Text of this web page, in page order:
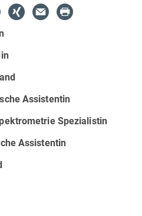
Assistentin
Spezialistin
Assistentin